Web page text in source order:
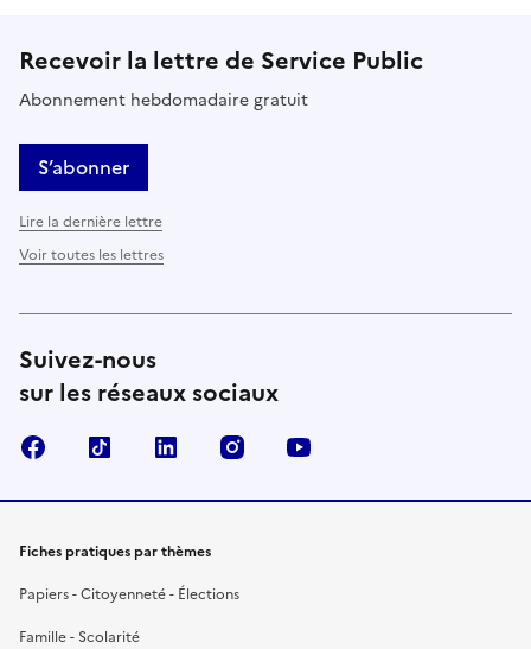
Recevoir la lettre de Service Public
Abonnement hebdomadaire gratuit
S’abonner
Lire la dernière lettre
Voir toutes les lettres
Suivez-nous
sur les réseaux sociaux
FacebookTikTok LinkedIn Instagram
Fiches pratiques par thèmes
Papiers - Citoyenneté - Élections
Famille - Scolarité